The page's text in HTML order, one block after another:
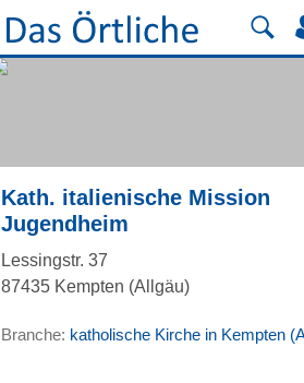
Kath. italienische Mission
Jugendheim
Lessingstr. 37
87435 Kempten (Allgäu)
Branche: katholische Kirche in Kempten